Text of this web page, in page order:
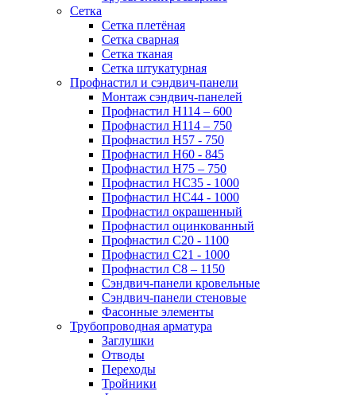
Сетка
Сетка плетёная
Сетка сварная
Сетка тканая
Сетка штукатурная
Профнастил и сэндвич-панели
Монтаж сэндвич-панелей
Профнастил Н114 – 600
Профнастил Н114 – 750
Профнастил Н57 - 750
Профнастил Н60 - 845
Профнастил Н75 – 750
Профнастил НС35 - 1000
Профнастил НС44 - 1000
Профнастил окрашенный
Профнастил оцинкованный
Профнастил С20 - 1100
Профнастил С21 - 1000
Профнастил С8 – 1150
Сэндвич-панели кровельные
Сэндвич-панели стеновые
Фасонные элементы
Трубопроводная арматура
Заглушки
Отводы
Переходы
Тройники